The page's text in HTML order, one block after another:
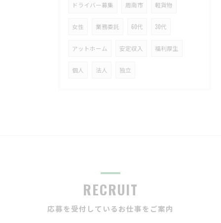
ドライバー募集 周南市 軽貨物
女性 業務委託 60代 30代
アットホーム 安定収入 福利厚生
個人 法人 独立
応募を受付しているお仕事をご案内
RECRUIT